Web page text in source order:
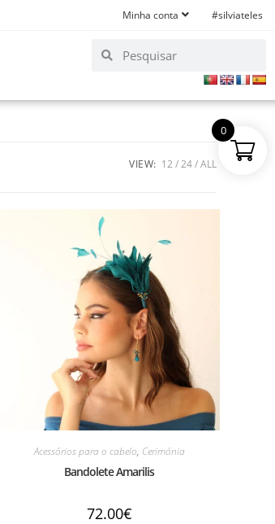
Minha conta #silviateles
VIEW: 12 24 ALL
Acessórios para o cabelo, Cerimónia
Bandolete Amarilis
72.00€
0